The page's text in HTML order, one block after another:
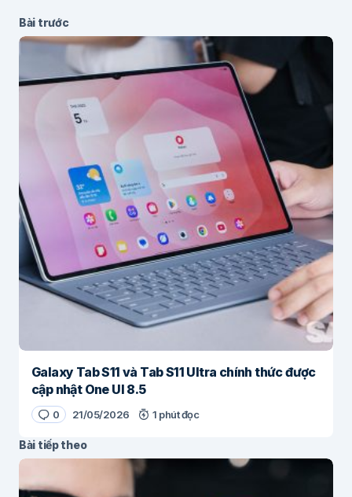
Bài trước
Galaxy Tab S11 và Tab S11 Ultra chính thức được
cập nhật One UI 8.5
0 21/05/2026 1 phút đọc
Bài tiếp theo